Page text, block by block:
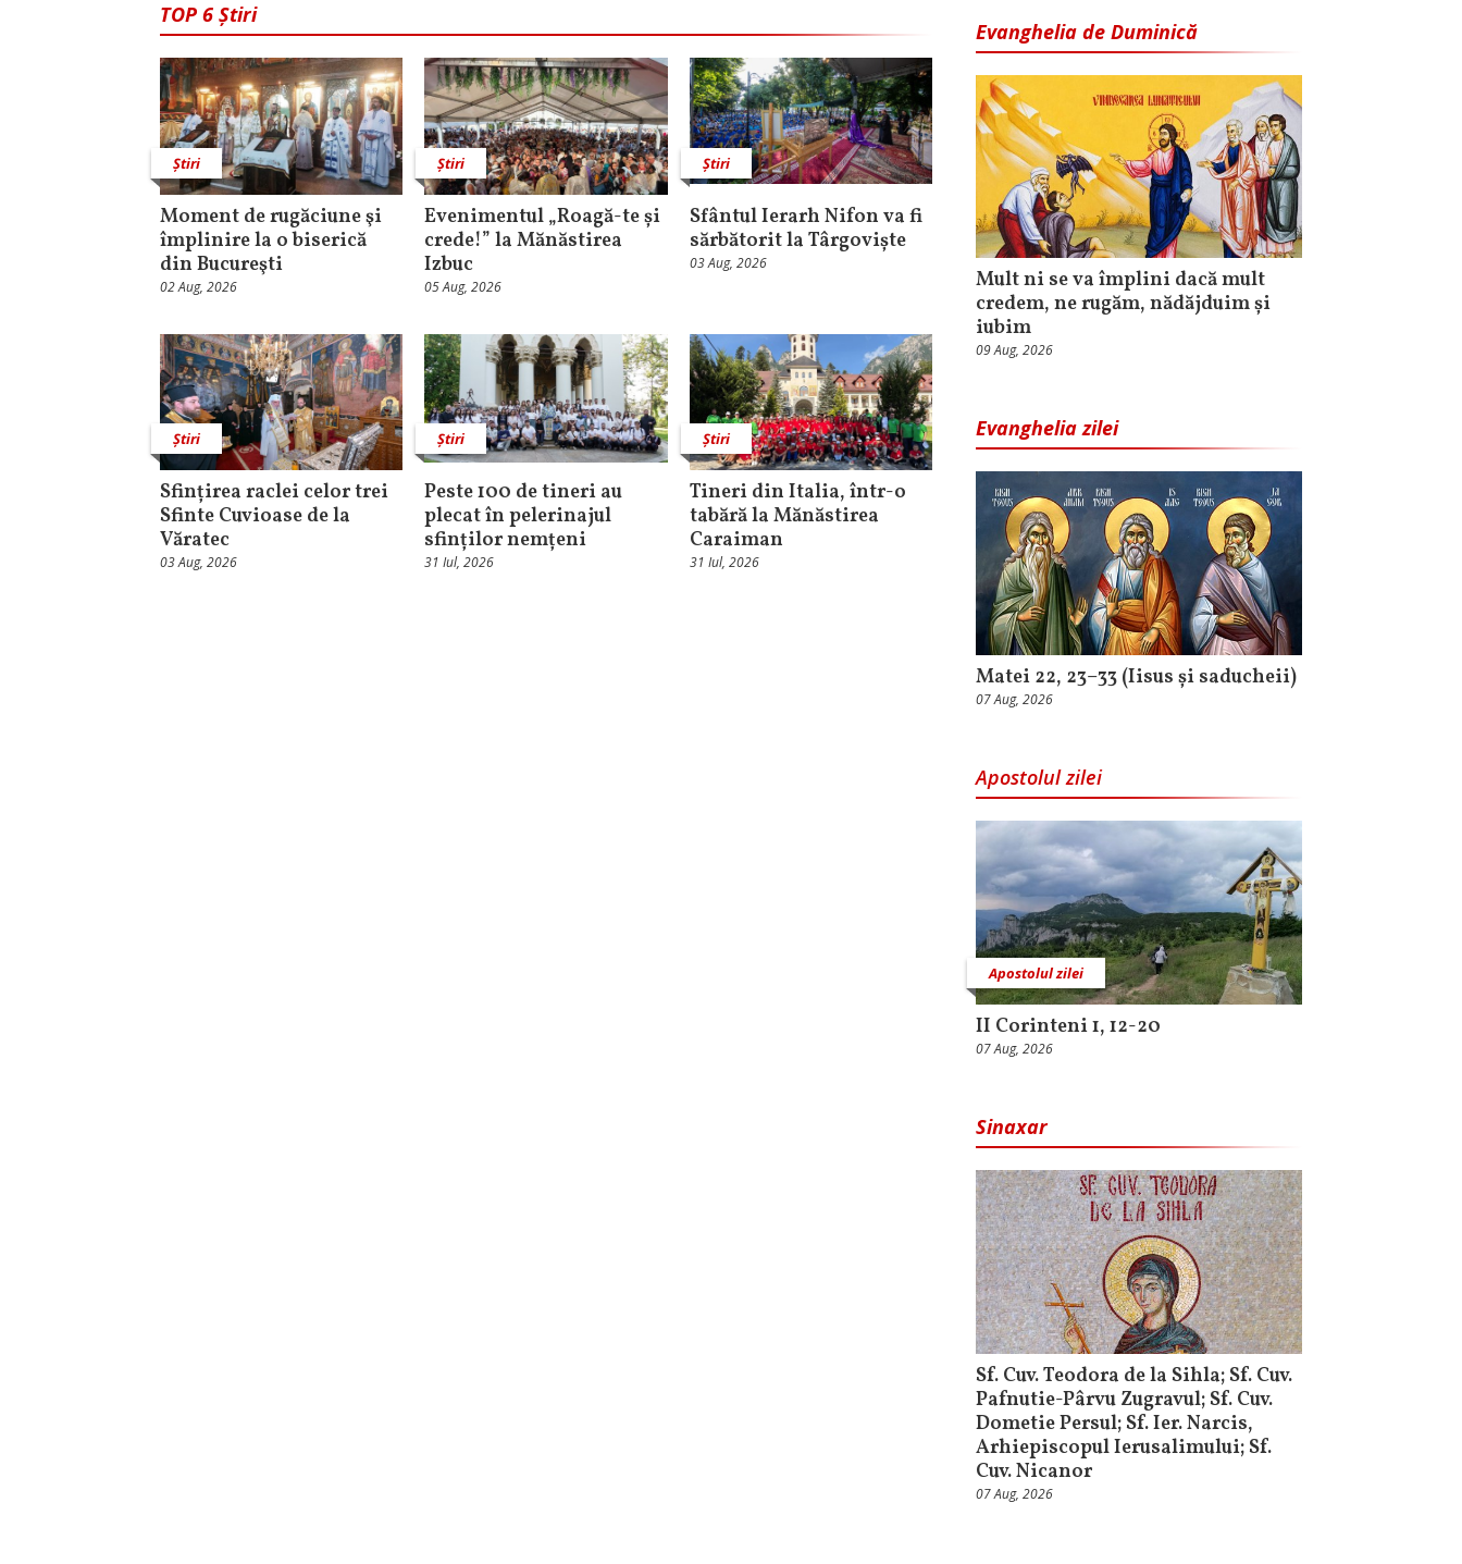
TOP 6 Știri
Știri
Moment de rugăciune şi
împlinire la o biserică
din Bucureşti
02 Aug, 2026
Știri
Evenimentul „Roagă-te și
crede!” la Mănăstirea
Izbuc
05 Aug, 2026
Știri
Sfântul Ierarh Nifon va fi
sărbătorit la Târgoviște
03 Aug, 2026
Știri
Sfințirea raclei celor trei
Sfinte Cuvioase de la
Văratec
03 Aug, 2026
Știri
Peste 100 de tineri au
plecat în pelerinajul
sfinților nemțeni
31 Iul, 2026
Știri
Tineri din Italia, într-o
tabără la Mănăstirea
Caraiman
31 Iul, 2026
Evanghelia de Duminică
Mult ni se va împlini dacă mult
credem, ne rugăm, nădăjduim și
iubim
09 Aug, 2026
Evanghelia zilei
Matei 22, 23–33 (Iisus și saducheii)
07 Aug, 2026
Apostolul zilei
Apostolul zilei
II Corinteni 1, 12-20
07 Aug, 2026
Sinaxar
Sf. Cuv. Teodora de la Sihla; Sf. Cuv.
Pafnutie-Pârvu Zugravul; Sf. Cuv.
Dometie Persul; Sf. Ier. Narcis,
Arhiepiscopul Ierusalimului; Sf.
Cuv. Nicanor
07 Aug, 2026